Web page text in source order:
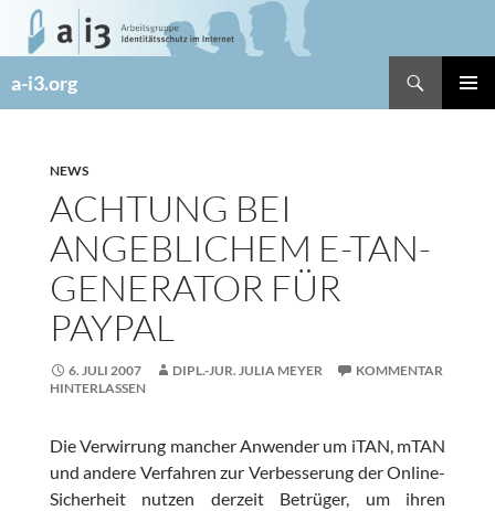
Zum
Inhalt
a-i3.org
NEWS
ACHTUNG BEI
ANGEBLICHEM E-TAN-
GENERATOR FÜR
PAYPAL
6. JULI 2007 DIPL.-JUR. JULIA MEYER
KOMMENTAR
HINTERLASSEN
Die Verwirrung mancher Anwender um iTAN, mTAN
und andere Verfahren zur Verbesserung der Online-
Sicherheit nutzen derzeit Betrüger, um ihren